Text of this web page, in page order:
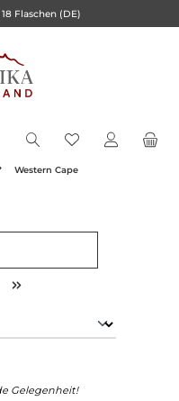
Flaschen (DE)
Western Cape
Gelegenheit!